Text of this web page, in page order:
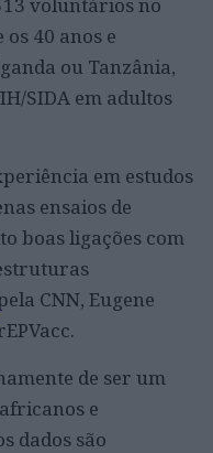
40 anos e
ou Tanzânia,
SIDA em adultos
em estudos
ensaios de
boas ligações com
CNN, Eugene
de ser um
e
dados são